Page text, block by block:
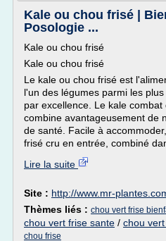
Kale ou chou frisé |
Posologie ...
Kale ou chou frisé
Kale ou chou frisé
Le kale ou chou frisé est
l'un des légumes parmi les
par excellence. Le kale
combine avantageusement de
de santé. Facile à
frisé cru en entrée, combiné
Lire la suite
Site : http://www.mr-
Thèmes liés : chou vert frise
chou vert frise sante / chou
chou frise